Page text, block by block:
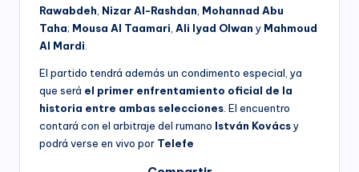
Rawabdeh Nizar Al-Rashdan Mohannad Abu
Taha; Mousa Al Taamari Ali Iyad Olwan y Mahmoud
Al Mardi
El partido tendrá además un condimento especial, ya
que será el primer enfrentamiento oficial de la
historia entre ambas selecciones . El encuentro
contará con el arbitraje del rumano István Kovácsy
podrá verse en vivo por Telefe